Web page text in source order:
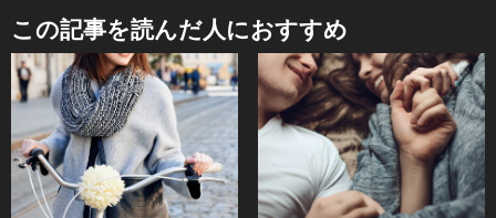
この記事を読んだ人におすすめ